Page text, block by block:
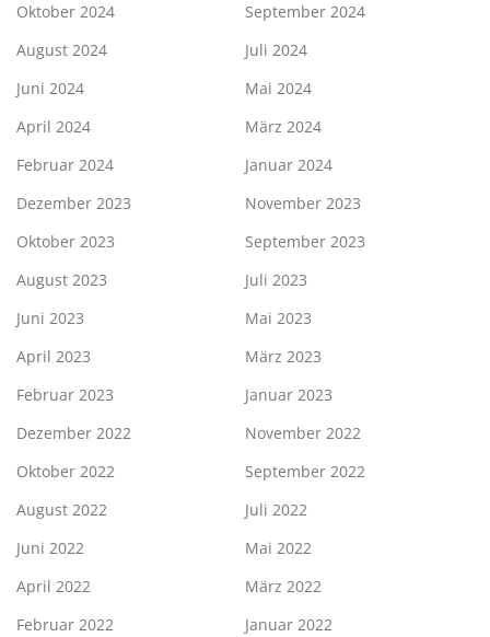
Oktober 2024
September 2024
August 2024
Juli 2024
Juni 2024
Mai 2024
April 2024
März 2024
Februar 2024
Januar 2024
Dezember 2023
November 2023
Oktober 2023
September 2023
August 2023
Juli 2023
Juni 2023
Mai 2023
April 2023
März 2023
Februar 2023
Januar 2023
Dezember 2022
November 2022
Oktober 2022
September 2022
August 2022
Juli 2022
Juni 2022
Mai 2022
April 2022
März 2022
Februar 2022
Januar 2022